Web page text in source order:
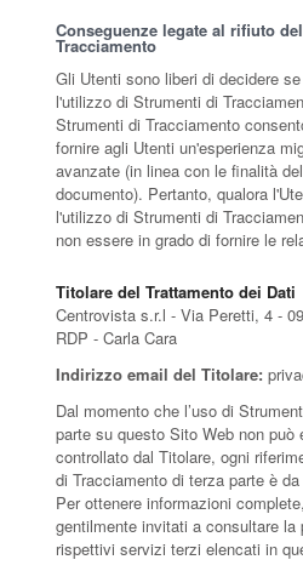
Conseguenze legate al rifiuto
Tracciamento
Gli Utenti sono liberi di decidere
l'utilizzo di Strumenti di
Strumenti di Tracciamento
fornire agli Utenti un'esperienza
avanzate (in linea con le finalità
documento). Pertanto, qualora
l'utilizzo di Strumenti di
non essere in grado di fornire le
Titolare del Trattamento dei Dati
Centrovista s.r.l - Via Peretti, 4 -
RDP - Carla Cara
Indirizzo email del Titolare:
Dal momento che l’uso di
parte su questo Sito Web non può
controllato dal Titolare, ogni
di Tracciamento di terza parte è
Per ottenere informazioni
gentilmente invitati a consultare la
rispettivi servizi terzi elencati in